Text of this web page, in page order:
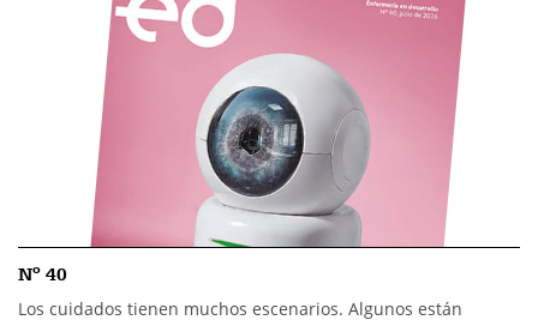
Nº 40
Los cuidados tienen muchos escenarios. Algunos están